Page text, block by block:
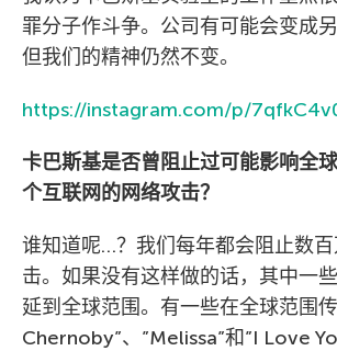
罪分子作斗争。公司有可能会变成另
但我们的精神仍然不变。
https://instagram.com/p/
卡巴斯基是否曾阻止过可能影响全
个互联网的网络攻击？
谁知道呢…？我们每年都会阻止数
击。如果没有这样做的话，其中一
延到全球范围。有一些在全球范围
Chernoby”、”Melissa”和”I Love